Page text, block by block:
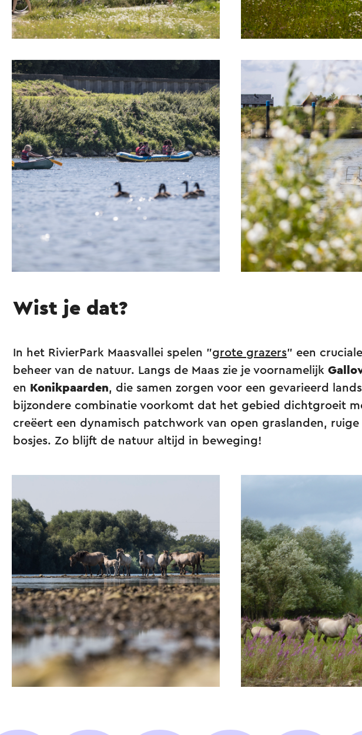
Wist je dat?
In het RivierPark Maasvallei spelen "grote grazers" een
beheer van de natuur. Langs de Maas zie je voornamelijk
en Konikpaarden, die samen zorgen voor een gevarieerd
bijzondere combinatie voorkomt dat het gebied dichtgroeit
creëert een dynamisch patchwork van open graslanden, ruige
bosjes. Zo blijft de natuur altijd in beweging!